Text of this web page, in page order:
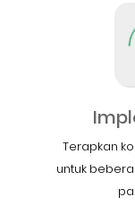
Terapkan
untuk